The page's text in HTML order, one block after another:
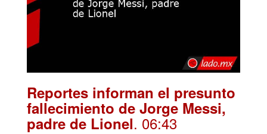
Reportes informan el presunto
fallecimiento de Jorge Messi,
padre de Lionel. 06:43